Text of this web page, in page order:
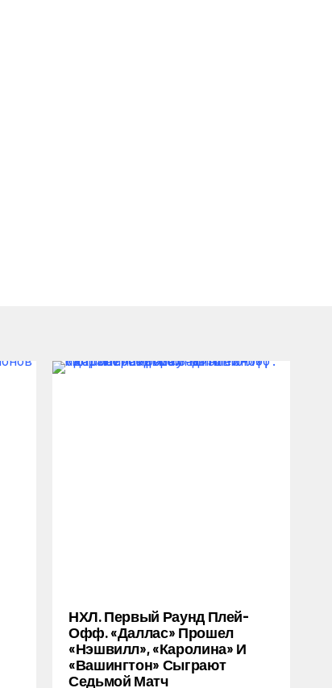
НХЛ. Первый Раунд Плей-
Офф. «Даллас» Прошел
«Нэшвилл», «Каролина» И
«Вашингтон» Сыграют
Седьмой Матч